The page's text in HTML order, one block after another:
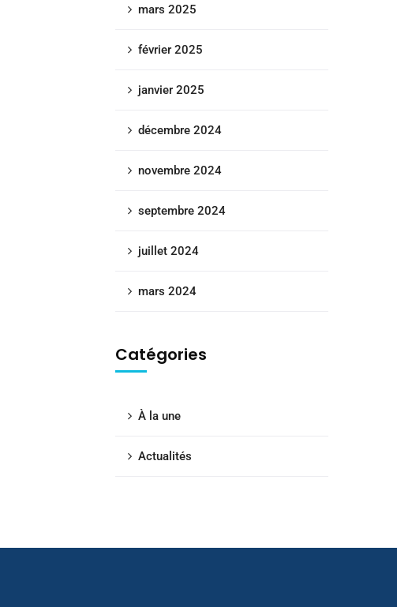
mars 2025
février 2025
janvier 2025
décembre 2024
novembre 2024
septembre 2024
juillet 2024
mars 2024
Catégories
À la une
Actualités